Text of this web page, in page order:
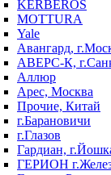
KERBEROS
MOTTURA
Yale
Авангард,
АВЕРС-К,
Аллюр
Арес, Москва
Прочие, Китай
г.Барановичи
г.Глазов
Гардиан,
ГЕРИОН